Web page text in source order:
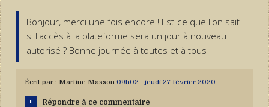
Bonjour, merci une fois encore ! Est-ce que l'on sait
si l'accès à la plateforme sera un jour à nouveau
autorisé ? Bonne journée à toutes et à tous
Écrit par : Martine Masson 09h02 - jeudi 27 février 2020
Répondre à ce commentaire